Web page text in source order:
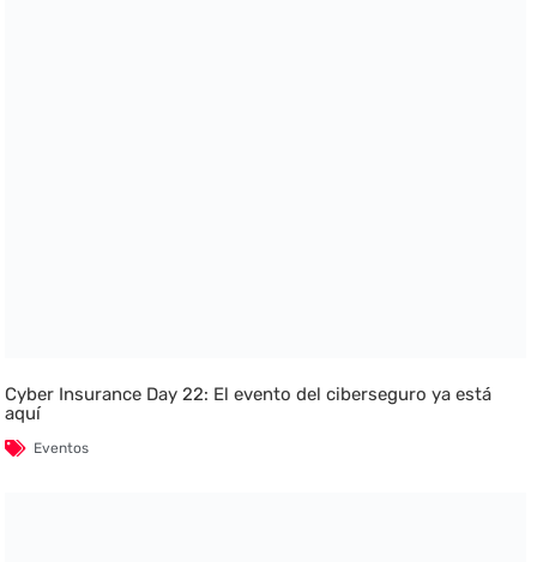
Cyber Insurance Day 22: El evento del ciberseguro ya está
aquí
Eventos